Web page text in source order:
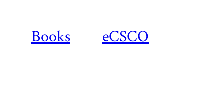
Books eCSCO